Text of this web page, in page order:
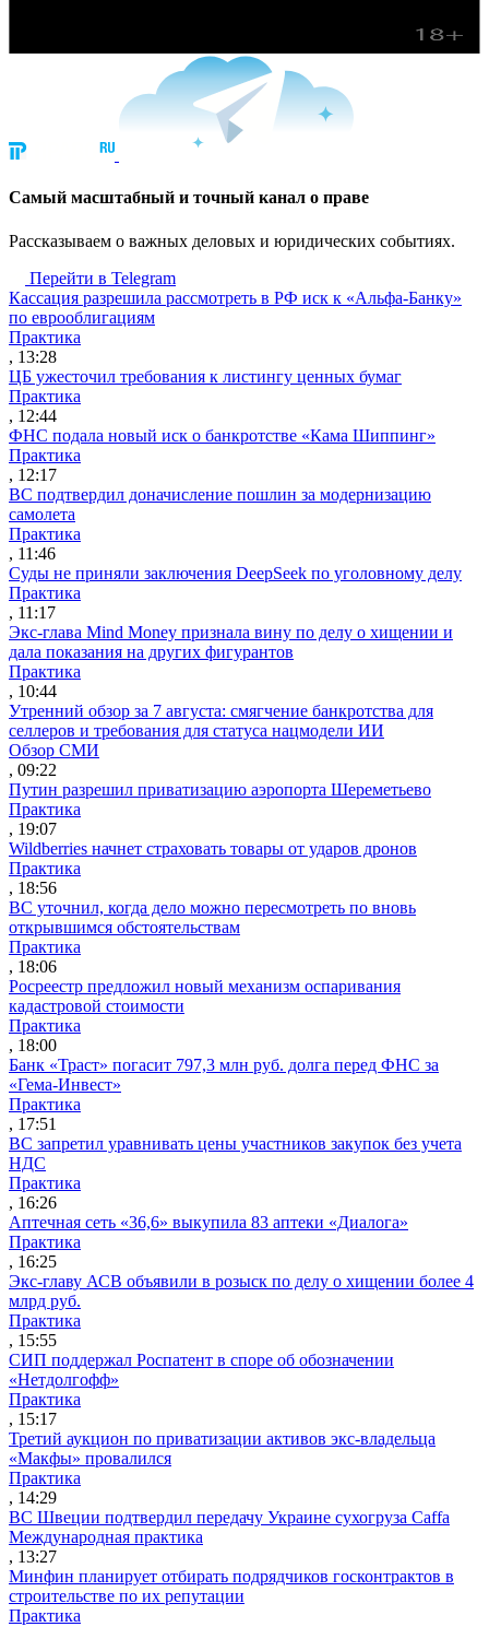
Cамый масштабный и точный канал о праве
Рассказываем о важных деловых и юридических событиях.
Перейти в Telegram
Кассация разрешила рассмотреть в РФ иск к «Альфа-Банку»
по еврооблигациям
Практика
, 13:28
ЦБ ужесточил требования к листингу ценных бумаг
Практика
, 12:44
ФНС подала новый иск о банкротстве «Кама Шиппинг»
Практика
, 12:17
ВС подтвердил доначисление пошлин за модернизацию
самолета
Практика
, 11:46
Суды не приняли заключения DeepSeek по уголовному делу
Практика
, 11:17
Экс-глава Mind Money признала вину по делу о хищении и
дала показания на других фигурантов
Практика
, 10:44
Утренний обзор за 7 августа: смягчение банкротства для
селлеров и требования для статуса нацмодели ИИ
Обзор СМИ
, 09:22
Путин разрешил приватизацию аэропорта Шереметьево
Практика
, 19:07
Wildberries начнет страховать товары от ударов дронов
Практика
, 18:56
ВС уточнил, когда дело можно пересмотреть по вновь
открывшимся обстоятельствам
Практика
, 18:06
Росреестр предложил новый механизм оспаривания
кадастровой стоимости
Практика
, 18:00
Банк «Траст» погасит 797,3 млн руб. долга перед ФНС за
«Гема-Инвест»
Практика
, 17:51
ВС запретил уравнивать цены участников закупок без учета
НДС
Практика
, 16:26
Аптечная сеть «36,6» выкупила 83 аптеки «Диалога»
Практика
, 16:25
Экс-главу АСВ объявили в розыск по делу о хищении более 4
млрд руб.
Практика
, 15:55
СИП поддержал Роспатент в споре об обозначении
«Нетдолгофф»
Практика
, 15:17
Третий аукцион по приватизации активов экс-владельца
«Макфы» провалился
Практика
, 14:29
ВС Швеции подтвердил передачу Украине сухогруза Caffa
Международная практика
, 13:27
Минфин планирует отбирать подрядчиков госконтрактов в
строительстве по их репутации
Практика